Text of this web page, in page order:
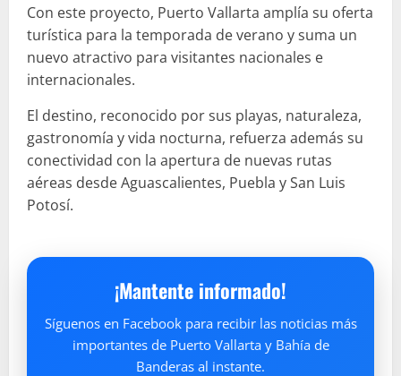
Con este proyecto, Puerto Vallarta amplía su oferta
turística para la temporada de verano y suma un
nuevo atractivo para visitantes nacionales e
internacionales.
El destino, reconocido por sus playas, naturaleza,
gastronomía y vida nocturna, refuerza además su
conectividad con la apertura de nuevas rutas
aéreas desde Aguascalientes, Puebla y San Luis
Potosí.
¡Mantente informado!
Síguenos en Facebook para recibir las noticias más
importantes de Puerto Vallarta y Bahía de
Banderas al instante.